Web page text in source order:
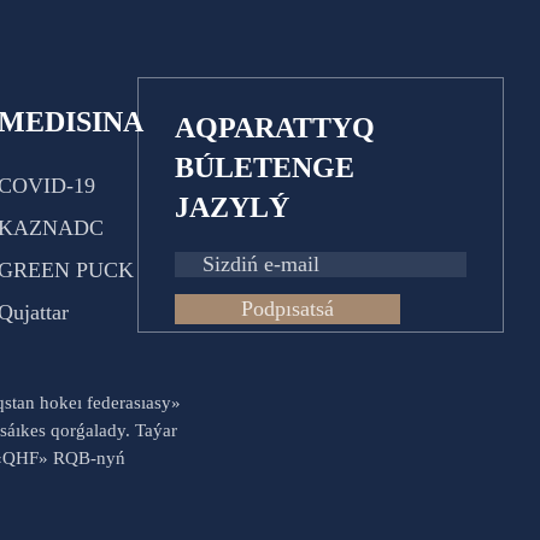
19
PUCK
AQPARATTYQ
BÚLETENGE
JAZYLÝ
Podpısatsá
hokeı federasıasy»
qorǵalady. Taýar
RQB-nyń